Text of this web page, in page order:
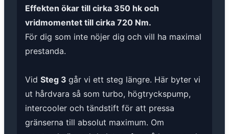
Effekten ökar till cirka 350 hk och
vridmomentet till cirka 720 Nm.
För dig som inte nöjer dig och vill ha maximal
prestanda.
Vid Steg 3 går vi ett steg längre. Här byter vi
ut hårdvara så som turbo, högtryckspump,
intercooler och tändstift för att pressa
gränserna till absolut maximum. Om